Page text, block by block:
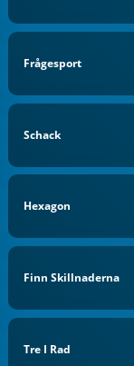
Frågesport
Schack
Hexagon
Finn Skillnaderna
Tre I Rad